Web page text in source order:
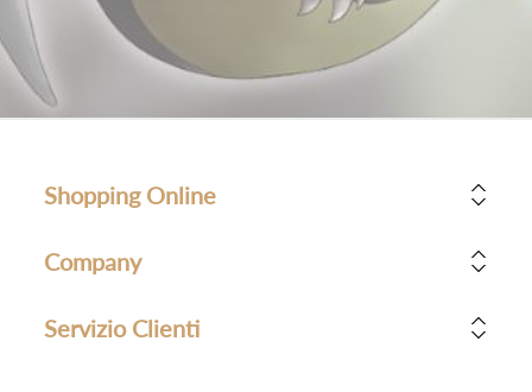
Shopping Online
Company
Servizio Clienti